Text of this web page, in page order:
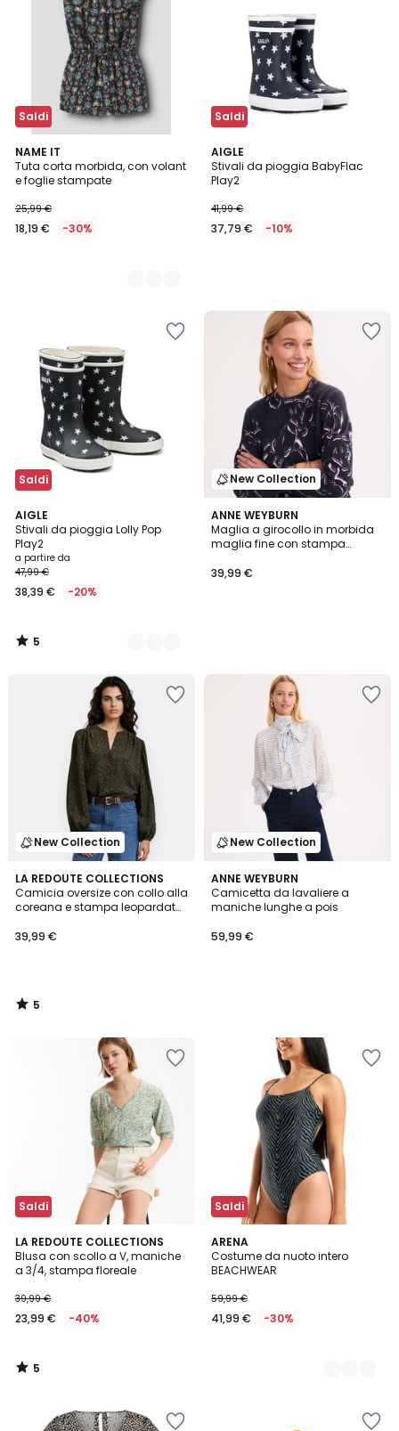
Saldi
NAME IT
Tuta corta morbida, con volant
e foglie stampate
25,99 €
18,19 € -30%
2
Colori
Saldi
AIGLE
Stivali da pioggia BabyFlac
Play2
41,99 €
37,79 € -10%
Saldi
AIGLE
Stivali da pioggia Lolly Pop
Play2
a partire da
47,99 €
38,39 € -20%
5
/
5
2
Colori
5
/
New Collection
ANNE WEYBURN
Maglia a girocollo in morbida
maglia fine con stampa
39,99 €
New Collection
LA REDOUTE COLLECTIONS
Camicia oversize con collo alla
coreana e stampa leopardata,
39,99 €
5
/
5
5
/
New Collection
ANNE WEYBURN
Camicetta da lavaliere a
maniche lunghe a pois
59,99 €
Saldi
LA REDOUTE COLLECTIONS
Blusa con scollo a V, maniche
a 3/4, stampa floreale
39,99 €
23,99 € -40%
5
/
5
5
/
Saldi
ARENA
Costume da nuoto intero
BEACHWEAR
59,99 €
41,99 € -30%
2
Colori